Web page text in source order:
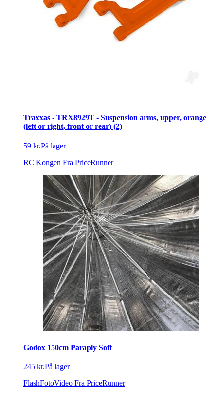
Traxxas - TRX8929T - Suspension arms, upper, orange
(left or right, front or rear) (2)
59 kr.På lager
RC Kongen Fra PriceRunner
Godox 150cm Paraply Soft
245 kr.På lager
FlashFotoVideo Fra PriceRunner